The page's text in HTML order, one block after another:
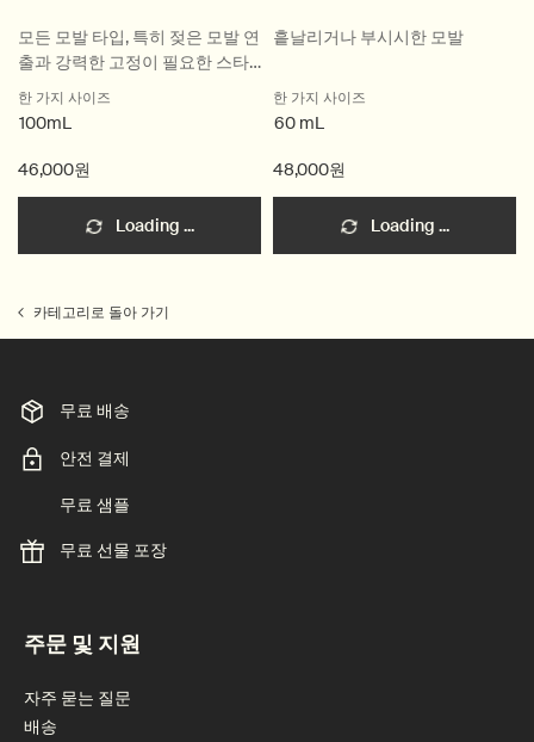
모든 모발 타입, 특히 젖은 모발 연
출과 강력한 고정이 필요한 스타
일링에 효과적
한 가지 사이즈
100mL
46,000원
Loading ...
흩날리거나 부시시한 모발
한 가지 사이즈
60 mL
48,000원
Loading ...
카테고리로 돌아 가기
무료 배송
안전 결제
무료 샘플
무료 선물 포장
주문 및 지원
자주 묻는 질문
배송